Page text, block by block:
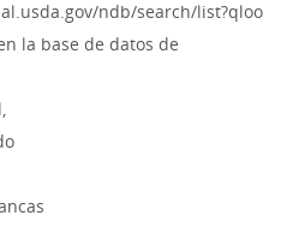
ndb/search/list?qloo
la base de datos de